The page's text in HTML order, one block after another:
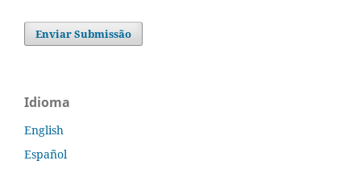
Enviar Submissão
Idioma
English
Español